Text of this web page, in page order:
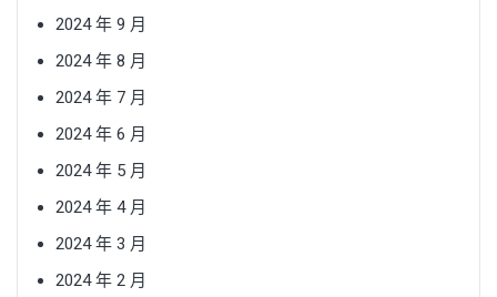
2024 年 9 月
2024 年 8 月
2024 年 7 月
2024 年 6 月
2024 年 5 月
2024 年 4 月
2024 年 3 月
2024 年 2 月